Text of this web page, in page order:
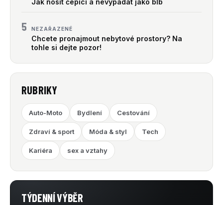
Jak nosit čepici a nevypadat jako blb
5 NEZAŘAZENÉ
Chcete pronajmout nebytové prostory? Na
tohle si dejte pozor!
RUBRIKY
Auto-Moto Bydlení Cestování
Zdraví & sport Móda & styl Tech
Kariéra sex a vztahy
TÝDENNÍ VÝBĚR